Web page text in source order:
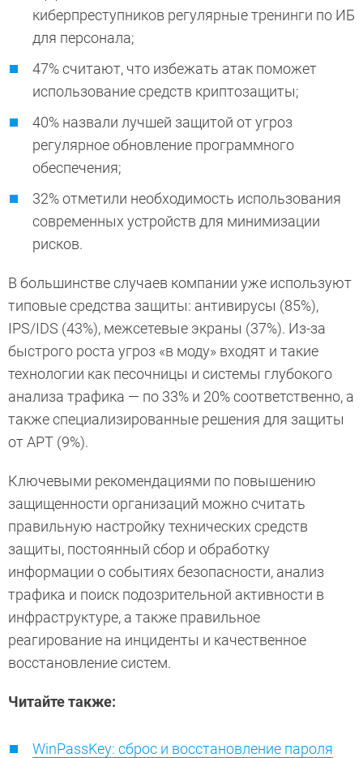
киберпреступников регулярные тренинги по ИБ
для персонала;
47% считают, что избежать атак поможет
использование средств криптозащиты;
40% назвали лучшей защитой от угроз
регулярное обновление программного
обеспечения;
32% отметили необходимость использования
современных устройств для минимизации
рисков.
В большинстве случаев компании уже используют
типовые средства защиты: антивирусы (85%),
IPS/IDS (43%), межсетевые экраны (37%). Из-за
быстрого роста угроз «в моду» входят и такие
технологии как песочницы и системы глубокого
анализа трафика — по 33% и 20% соответственно, а
также специализированные решения для защиты
от APT (9%).
Ключевыми рекомендациями по повышению
защищенности организаций можно считать
правильную настройку технических средств
защиты, постоянный сбор и обработку
информации о событиях безопасности, анализ
трафика и поиск подозрительной активности в
инфраструктуре, а также правильное
реагирование на инциденты и качественное
восстановление систем.
Читайте также:
WinPassKey: сброс и восстановление пароля